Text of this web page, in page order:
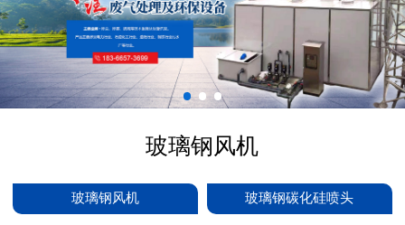
新闻中心
技术参数
行业知识
联系我们
玻璃钢风机
玻璃钢风机 玻璃钢碳化硅喷头